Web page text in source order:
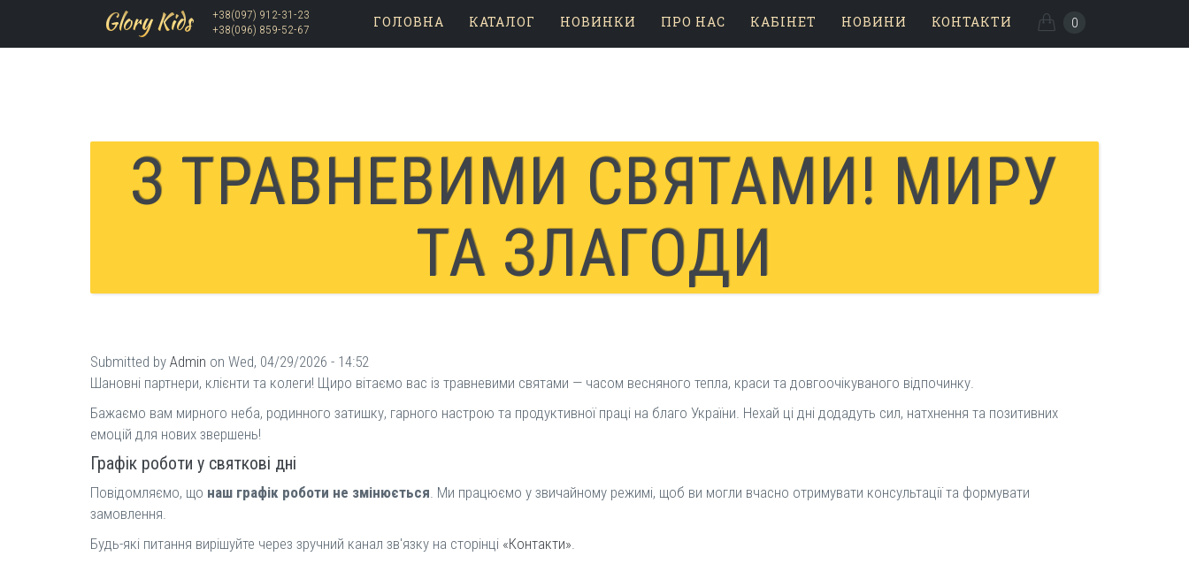
Glory Kids ГОЛОВНА КАТАЛОГ НОВИНКИ ПРО НАС КАБІНЕТ НОВИНИ КОНТАКТИ 0
+38(097) 912-31-23
+38(096) 859-52-67
З ТРАВНЕВИМИ СВЯТАМИ! МИРУ
ТА ЗЛАГОДИ
Submitted by Admin on Wed, 04/29/2026 - 14:52
Шановні партнери, клієнти та колеги! Щиро вітаємо вас із травневими святами — часом весняного тепла, краси та довгоочікуваного відпочинку.
Бажаємо вам мирного неба, родинного затишку, гарного настрою та продуктивної праці на благо України. Нехай ці дні додадуть сил, натхнення та позитивних
емоцій для нових звершень!
Графік роботи у святкові дні
Повідомляємо, що наш графік роботи не змінюється. Ми працюємо у звичайному режимі, щоб ви могли вчасно отримувати консультації та формувати
замовлення.
Будь-які питання вирішуйте через зручний канал зв'язку на сторінці «Контакти».